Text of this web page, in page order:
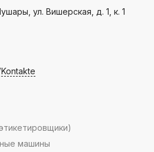
ул. Вишерская, д. 1, к. 1
машины